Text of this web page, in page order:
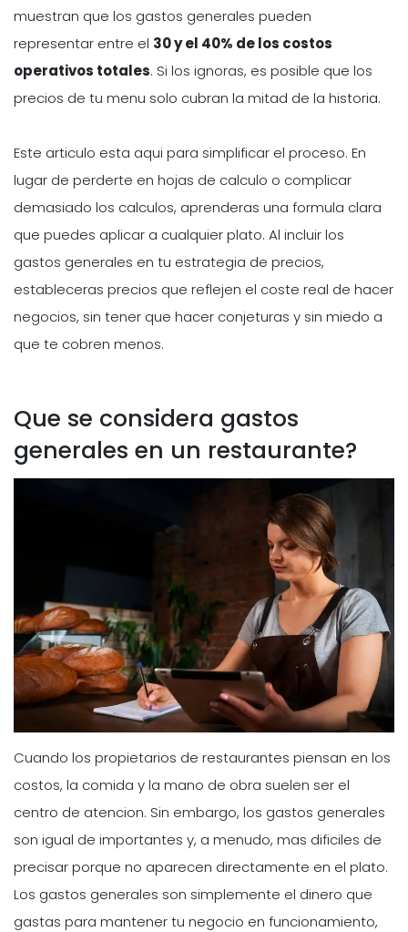
muestran que los gastos generales pueden
representar entre el 30 y el 40% de los costos
operativos totales. Si los ignoras, es posible que los
precios de tu menu solo cubran la mitad de la historia.
Este articulo esta aqui para simplificar el proceso. En
lugar de perderte en hojas de calculo o complicar
demasiado los calculos, aprenderas una formula clara
que puedes aplicar a cualquier plato. Al incluir los
gastos generales en tu estrategia de precios,
estableceras precios que reflejen el coste real de hacer
negocios, sin tener que hacer conjeturas y sin miedo a
que te cobren menos.
Que se considera gastos
generales en un restaurante?
Cuando los propietarios de restaurantes piensan en los
costos, la comida y la mano de obra suelen ser el
centro de atencion. Sin embargo, los gastos generales
son igual de importantes y, a menudo, mas dificiles de
precisar porque no aparecen directamente en el plato.
Los gastos generales son simplemente el dinero que
gastas para mantener tu negocio en funcionamiento,